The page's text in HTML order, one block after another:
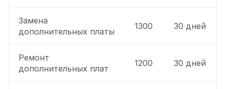
Замена
дополнительных платы
1300 30 дней
Ремонт
дополнительных плат
1200 30 дней